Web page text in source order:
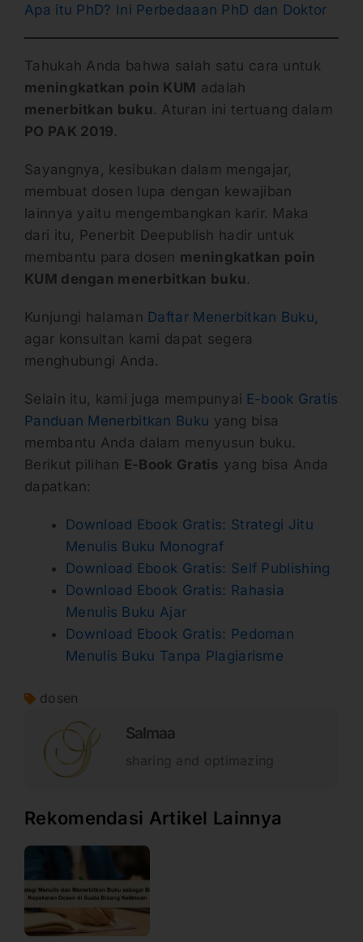
Apa itu PhD? Ini Perbedaaan PhD dan Doktor
Tahukah Anda bahwa salah satu cara untuk
meningkatkan poin KUM adalah
menerbitkan buku . Aturan ini tertuang dalam
PO PAK 2019.
Sayangnya, kesibukan dalam mengajar,
membuat dosen lupa dengan kewajiban
lainnya yaitu mengembangkan karir. Maka
dari itu, Penerbit Deepublish hadir untuk
membantu para dosen meningkatkan poin
KUM dengan menerbitkan buku .
Kunjungi halaman Daftar Menerbitkan Buku
agar konsultan kami dapat segera
menghubungi Anda.
Selain itu, kami juga mempunyai E-book Gratis
Panduan Menerbitkan Buku yang bisa
membantu Anda dalam menyusun buku.
Berikut pilihan E-Book Gratis yang bisa Anda
dapatkan:
Download Ebook Gratis: Strategi Jitu
Menulis Buku Monograf
Download Ebook Gratis: Self Publishing
Download Ebook Gratis: Rahasia
Menulis Buku Ajar
Download Ebook Gratis: Pedoman
Menulis Buku Tanpa Plagiarisme
dosen
Salmaa
sharing and optimazing
Rekomendasi Artikel Lainnya